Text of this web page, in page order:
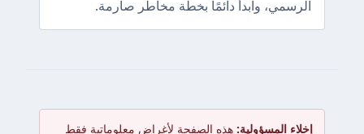
الرسمي، وابدأ دائمًا بخطة مخاطر صارمة.
إخلاء المسؤولية:هذه الصفحة لأغراض معلوماتية فقط